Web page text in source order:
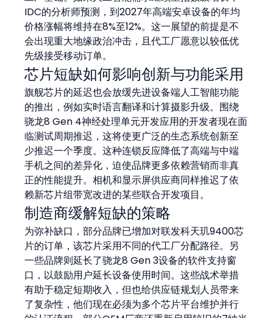
IDC的分析师预测，到2027年高端安卓设备的年均
价格涨幅将维持在8%至12%。这一展望的前提是不
会出现重大地缘政治冲击，且代工厂愿意以较低优
先级接受移动订单。
芯片短缺如何影响创新与功能采用
旗舰芯片的延迟也会放缓先进设备端人工智能功能
的推出，例如实时语言翻译和计算摄影升级。围绕
骁龙8 Gen 4神经处理单元开发应用的开发者现在面
临测试周期推迟，这将使更广泛的生态系统创新至
少推迟一个季度。这种连锁反应降低了高端与中端
手机之间的差异化，迫使品牌更多依赖营销而非真
正的性能提升。相机和显示屏供应商同样推迟了依
赖新芯片组带宽改进的某些联合开发项目。
制造商缓解短缺的策略
为弥补缺口，部分品牌已增加对联发科天玑9400芯
片的订单，该芯片采用不同的代工厂分配路径。另
一些品牌则延长了骁龙8 Gen 3设备的软件支持窗
口，以鼓励用户延长设备使用时间。这些战术举措
有助于稳定短期收入，但也给供应链规划人员带来
了复杂性，他们现在必须为多个芯片平台维护并行